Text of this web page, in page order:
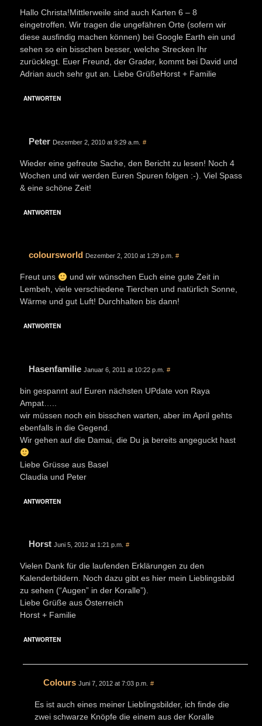
Hallo Christa!Mittlerweile sind auch Karten 6 – 8
eingetroffen. Wir tragen die ungefähren Orte (sofern wir
diese ausfindig machen können) bei Google Earth ein und
sehen so ein bisschen besser, welche Strecken Ihr
zurücklegt. Euer Freund, der Grader, kommt bei David und
Adrian auch sehr gut an. Liebe GrüßeHorst + Familie
ANTWORTEN
Peter Dezember 2, 2010 at 9:29 a.m. #
Wieder eine gefreute Sache, den Bericht zu lesen! Noch 4
Wochen und wir werden Euren Spuren folgen :-). Viel Spass
& eine schöne Zeit!
ANTWORTEN
coloursworld Dezember 2, 2010 at 1:29 p.m. #
Freut uns
und wir wünschen Euch eine gute Zeit in
Lembeh, viele verschiedene Tierchen und natürlich Sonne,
Wärme und gut Luft! Durchhalten bis dann!
ANTWORTEN
Hasenfamilie Januar 6, 2011 at 10:22 p.m. #
bin gespannt auf Euren nächsten UPdate von Raya
Ampat…..
wir müssen noch ein bisschen warten, aber im April gehts
ebenfalls in die Gegend.
Wir gehen auf die Damai, die Du ja bereits angeguckt hast
Liebe Grüsse aus Basel
Claudia und Peter
ANTWORTEN
Horst Juni 5, 2012 at 1:21 p.m. #
Vielen Dank für die laufenden Erklärungen zu den
Kalenderbildern. Noch dazu gibt es hier mein Lieblingsbild
zu sehen (“Augen” in der Koralle”).
Liebe Grüße aus Österreich
Horst + Familie
ANTWORTEN
Colours Juni 7, 2012 at 7:03 p.m. #
Es ist auch eines meiner Lieblingsbilder, ich finde die
zwei schwarze Knöpfe die einem aus der Koralle